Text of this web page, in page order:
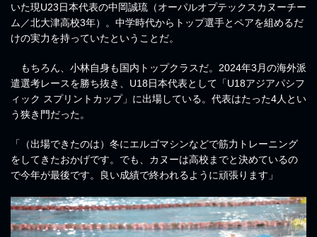
いた現U23日本代表の中岡誠琉（オーパルオプテックスカヌーチー
ム／北大津高校3年）。中学時代からトップ選手とペアを組めるだ
けの実力を持っていたということだ。
もちろん、小林自身も国内トップクラスだ。2024年3月の海外派
遣選考レースを勝ち抜き、U18日本代表として「U18アジアパシフ
ィック スプリントカップ」に出場している。代表はたった4人とい
う狭き門だった。
「（出場できたのは）冬にエルゴマシンなどで筋力トレーニング
をしてきたおかげです。でも、カヌーは高校までと決めているの
で今年が最後です。良い成績で終われるように頑張ります」